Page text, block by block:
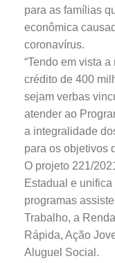
para as famílias
econômica
coronavírus.
“Tendo em vista
crédito de 400
sejam verbas
atender ao
a integralidade
para os objetivos
O projeto 221/
Estadual e
programas
Trabalho, a
Rápida, Ação
Aluguel Social.